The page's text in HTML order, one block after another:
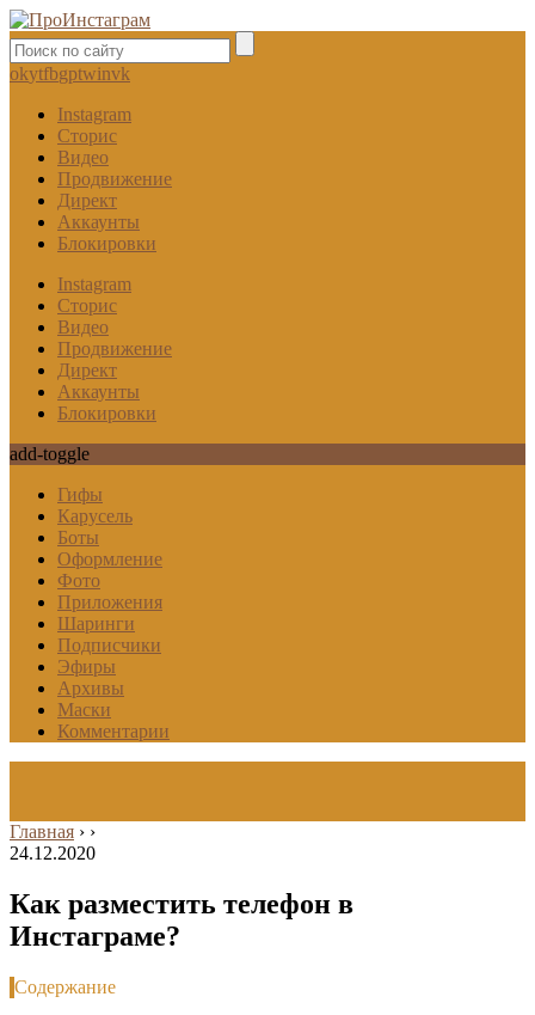
okytfbgptwinvk
Instagram
Сторис
Видео
Продвижение
Директ
Аккаунты
Блокировки
Instagram
Сторис
Видео
Продвижение
Директ
Аккаунты
Блокировки
add-toggle
Гифы
Карусель
Боты
Оформление
Фото
Приложения
Шаринги
Подписчики
Эфиры
Архивы
Маски
Комментарии
Главная › ›
24.12.2020
Как разместить телефон в
Инстаграме?
Содержание